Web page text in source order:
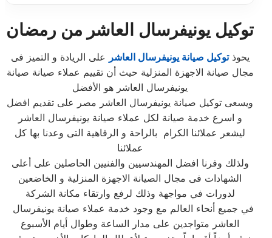
توكيل يونيفرسال العاشر من رمضان
يحوذتوكيل صيانة يونيفرسال العاشر على الريادة و التميز فى
مجال صيانة الاجهزة المنزلية حيث أن تقييم عملاء صيانة صيانة
يونيفرسال العاشر هو الأفضل
ويسعى توكيل صيانة يونيفرسال العاشر مصر على تقديم افضل
و اسرع خدمة صيانة لكل عملاء صيانة يونيفرسال العاشر
ليشعر عملائنا الكرام بالراحة و الرفاهية التى وعدنا بها كل
عملائنا
ولذلك وفرنا افضل المهندسيين والفنيين الحاصلين على أعلى
الشهادات فى مجال الصيانة الاجهزة المنزلية و الخاضعين
لدورات في مواجهة وذلك لرفع وارتقاء مكانة الشركة
العاشر متواجدين على مدار الساعة وطوال أيام الأسبوع